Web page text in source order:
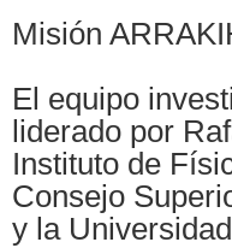
Misión
El equipo
liderado por
Instituto de
Consejo
y la